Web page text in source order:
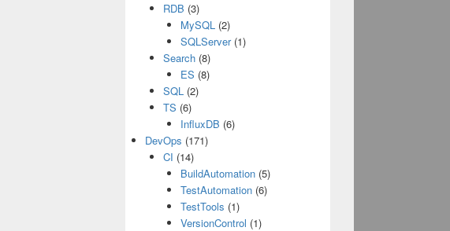
RDB (3)
MySQL (2)
SQLServer(1)
Search(8)
ES (8)
SQL(2)
TS (6)
InfluxDB (6)
DevOps (171)
CI (14)
BuildAutomation (5)
TestAutomation (6)
TestTools (1)
VersionControl (1)